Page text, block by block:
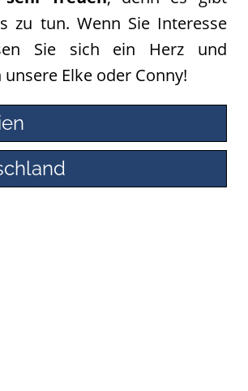
zu tun. Wenn Sie Interesse
Sie sich ein Herz und
Elke oder Conny!